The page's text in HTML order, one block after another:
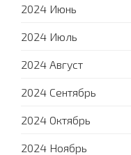
2024 Июнь
2024 Июль
2024 Август
2024 Сентябрь
2024 Октябрь
2024 Ноябрь